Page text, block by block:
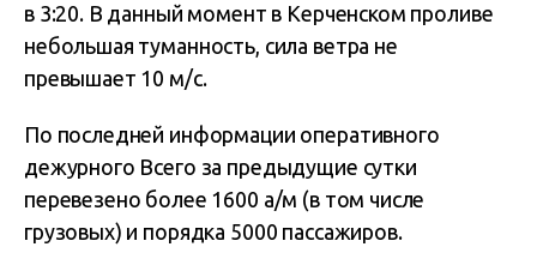
в 3:20. В данный момент в Керченском проливе
небольшая туманность, сила ветра не
превышает 10 м/с.
По последней информации оперативного
дежурного Всего за предыдущие сутки
перевезено более 1600 а/м (в том числе
грузовых) и порядка 5000 пассажиров.